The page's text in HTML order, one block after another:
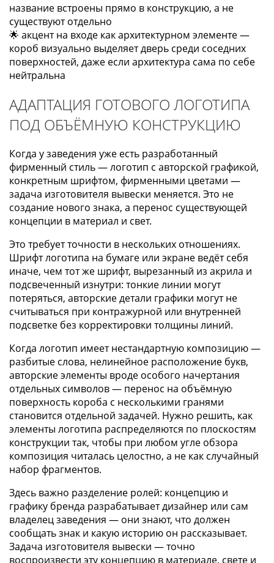
название встроены прямо в конструкцию, а не
существуют отдельно
🌟 акцент на входе как архитектурном элементе —
короб визуально выделяет дверь среди соседних
поверхностей, даже если архитектура сама по себе
нейтральна
АДАПТАЦИЯ ГОТОВОГО ЛОГОТИПА
ПОД ОБЪЁМНУЮ КОНСТРУКЦИЮ
Когда у заведения уже есть разработанный
фирменный стиль — логотип с авторской графикой,
конкретным шрифтом, фирменными цветами —
задача изготовителя вывески меняется. Это не
создание нового знака, а перенос существующей
концепции в материал и свет.
Это требует точности в нескольких отношениях.
Шрифт логотипа на бумаге или экране ведёт себя
иначе, чем тот же шрифт, вырезанный из акрила и
подсвеченный изнутри: тонкие линии могут
потеряться, авторские детали графики могут не
считываться при контражурной или внутренней
подсветке без корректировки толщины линий.
Когда логотип имеет нестандартную композицию —
разбитые слова, нелинейное расположение букв,
авторские элементы вроде особого начертания
отдельных символов — перенос на объёмную
поверхность короба с несколькими гранями
становится отдельной задачей. Нужно решить, как
элементы логотипа распределяются по плоскостям
конструкции так, чтобы при любом угле обзора
композиция читалась целостно, а не как случайный
набор фрагментов.
Здесь важно разделение ролей: концепцию и
графику бренда разрабатывает дизайнер или сам
владелец заведения — они знают, что должен
сообщать знак и какую историю он рассказывает.
Задача изготовителя вывески — точно
воспроизвести эту концепцию в материале, свете и